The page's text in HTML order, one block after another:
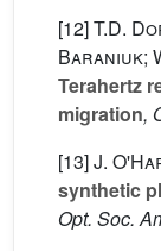
[12]T.D.
Baraniuk;
Terahertz
migration,
[13]J.
synthetic
Opt. Soc.